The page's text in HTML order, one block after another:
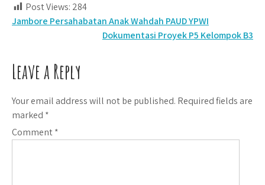
Post Views: 284
Post
Jambore Persahabatan Anak Wahdah PAUD YPWI
Dokumentasi Proyek P5 Kelompok B3
Leave a Reply
Your email address will not be published. Required fields are
marked *
Comment*